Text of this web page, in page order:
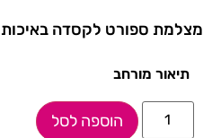
מצלמת ספורט לקסדה באיכות Full HD 1080P
תיאור מורחב
הוספה לסל